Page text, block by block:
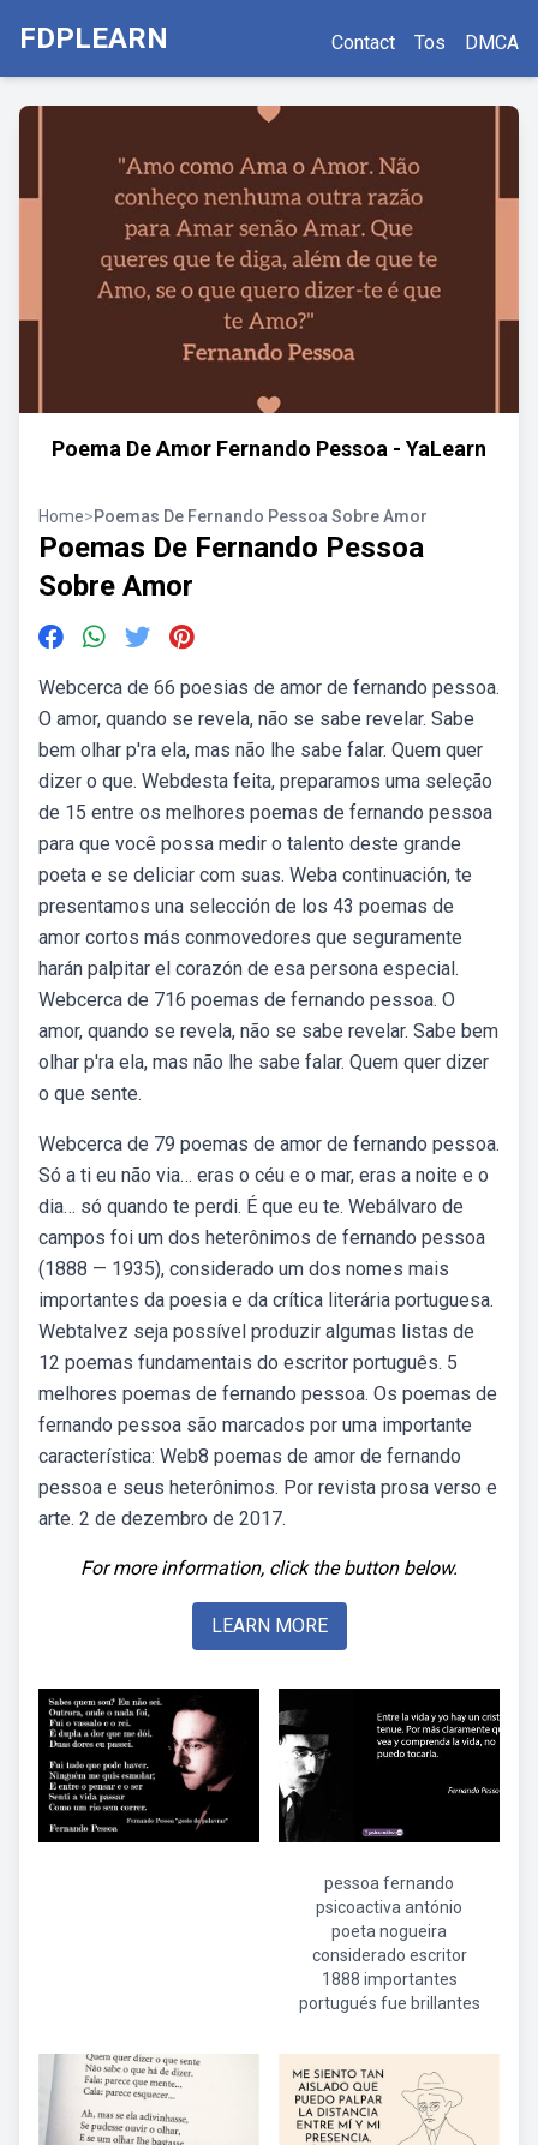
FDPLEARN Contact Tos DMCA
Poema De Amor Fernando Pessoa - YaLearn
Home>Poemas De Fernando Pessoa Sobre Amor
Poemas De Fernando Pessoa
Sobre Amor
Webcerca de 66 poesias de amor de fernando pessoa.
O amor, quando se revela, não se sabe revelar. Sabe
bem olhar p'ra ela, mas não lhe sabe falar. Quem quer
dizer o que. Webdesta feita, preparamos uma seleção
de 15 entre os melhores poemas de fernando pessoa
para que você possa medir o talento deste grande
poeta e se deliciar com suas. Weba continuación, te
presentamos una selección de los 43 poemas de
amor cortos más conmovedores que seguramente
harán palpitar el corazón de esa persona especial.
Webcerca de 716 poemas de fernando pessoa. O
amor, quando se revela, não se sabe revelar. Sabe bem
olhar p'ra ela, mas não lhe sabe falar. Quem quer dizer
o que sente.
Webcerca de 79 poemas de amor de fernando pessoa.
Só a ti eu não via… eras o céu e o mar, eras a noite e o
dia… só quando te perdi. É que eu te. Webálvaro de
campos foi um dos heterônimos de fernando pessoa
(1888 — 1935), considerado um dos nomes mais
importantes da poesia e da crítica literária portuguesa.
Webtalvez seja possível produzir algumas listas de
12 poemas fundamentais do escritor português. 5
melhores poemas de fernando pessoa. Os poemas de
fernando pessoa são marcados por uma importante
característica: Web8 poemas de amor de fernando
pessoa e seus heterônimos. Por revista prosa verso e
arte. 2 de dezembro de 2017.
For more information, click the button below.
LEARN MORE
pessoa fernando
psicoactiva antónio
poeta nogueira
considerado escritor
1888 importantes
portugués fue brillantes